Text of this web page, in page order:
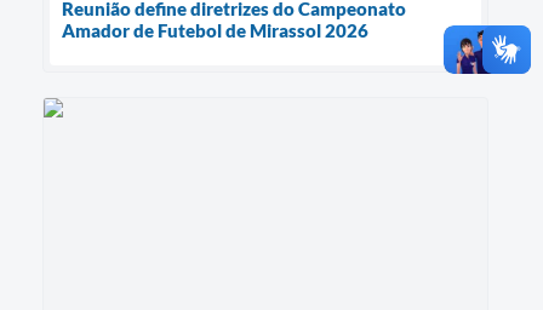
Reunião define diretrizes do Campeonato
Amador de Futebol de Mirassol 2026